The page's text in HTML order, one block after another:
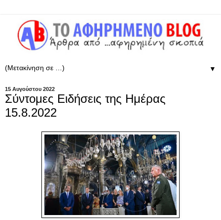
▼
15 Αυγούστου 2022
Σύντομες Ειδήσεις της Ημέρας
15.8.2022